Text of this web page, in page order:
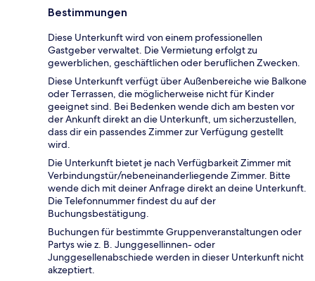
Bestimmungen
Diese Unterkunft wird von einem professionellen
Gastgeber verwaltet. Die Vermietung erfolgt zu
gewerblichen, geschäftlichen oder beruflichen Zwecken.
Diese Unterkunft verfügt über Außenbereiche wie Balkone
oder Terrassen, die möglicherweise nicht für Kinder
geeignet sind. Bei Bedenken wende dich am besten vor
der Ankunft direkt an die Unterkunft, um sicherzustellen,
dass dir ein passendes Zimmer zur Verfügung gestellt
wird.
Die Unterkunft bietet je nach Verfügbarkeit Zimmer mit
Verbindungstür/nebeneinanderliegende Zimmer. Bitte
wende dich mit deiner Anfrage direkt an deine Unterkunft.
Die Telefonnummer findest du auf der
Buchungsbestätigung.
Buchungen für bestimmte Gruppenveranstaltungen oder
Partys wie z. B. Junggesellinnen- oder
Junggesellenabschiede werden in dieser Unterkunft nicht
akzeptiert.